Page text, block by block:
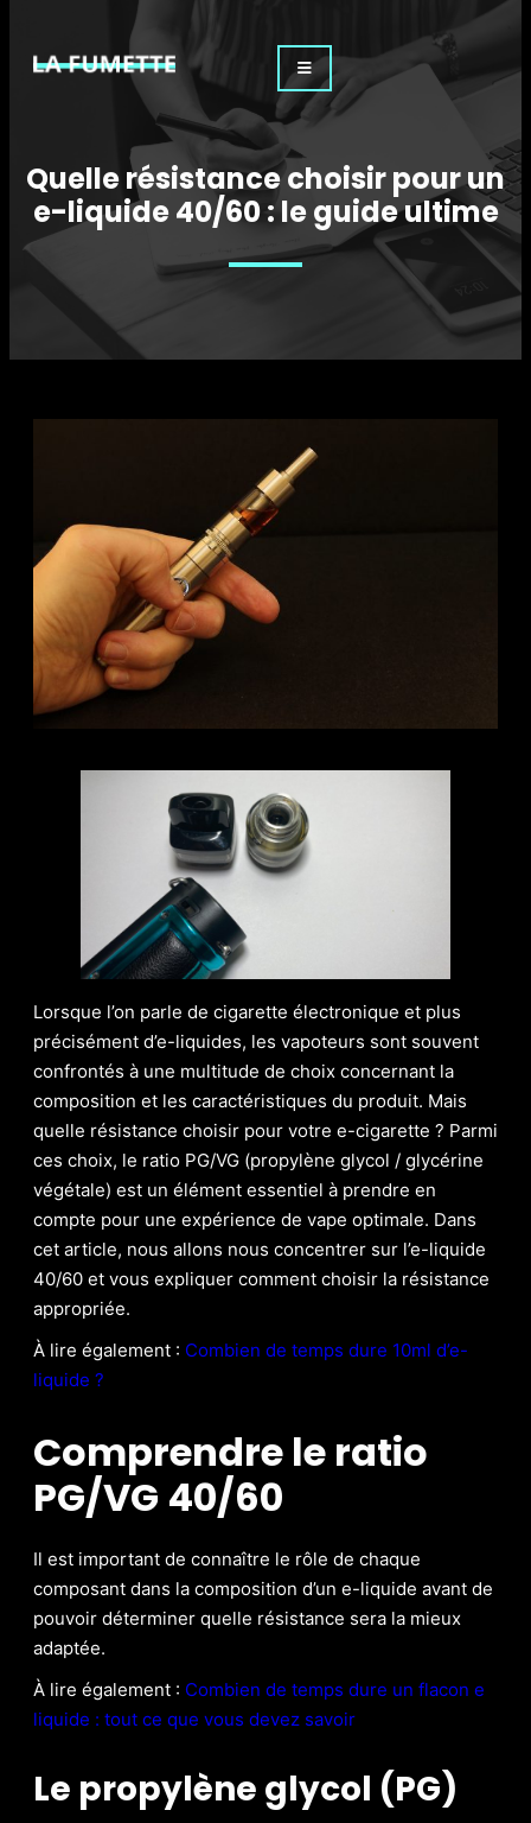
Quelle résistance choisir pour un
e-liquide 40/60 : le guide ultime
Lorsque l’on parle de cigarette électronique et plus
précisément d’e-liquides, les vapoteurs sont souvent
confrontés à une multitude de choix concernant la
composition et les caractéristiques du produit. Mais
quelle résistance choisir pour votre e-cigarette ? Parmi
ces choix, le ratio PG/VG (propylène glycol / glycérine
végétale) est un élément essentiel à prendre en
compte pour une expérience de vape optimale. Dans
cet article, nous allons nous concentrer sur l’e-liquide
40/60 et vous expliquer comment choisir la résistance
appropriée.
À lire également : Combien de temps dure 10ml d’e-
liquide ?
Comprendre le ratio
PG/VG 40/60
Il est important de connaître le rôle de chaque
composant dans la composition d’un e-liquide avant de
pouvoir déterminer quelle résistance sera la mieux
adaptée.
À lire également : Combien de temps dure un flacon e
liquide : tout ce que vous devez savoir
Le propylène glycol (PG)